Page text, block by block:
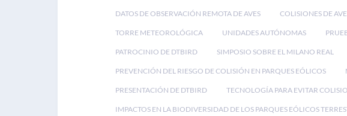
DATOS DE OBSERVACIÓN REMOTA DE AVES COLISIONES DE
TORRE METEOROLÓGICA UNIDADES AUTÓNOMAS
PATROCINIO DE DTBIRD SIMPOSIO SOBRE EL MILANO REAL
PREVENCIÓN DEL RIESGO DE COLISIÓN EN PARQUES EÓLICOS
PRESENTACIÓN DE DTBIRD TECNOLOGÍA PARA EVITAR
IMPACTOS EN LA BIODIVERSIDAD DE LOS PARQUES EÓLICOS